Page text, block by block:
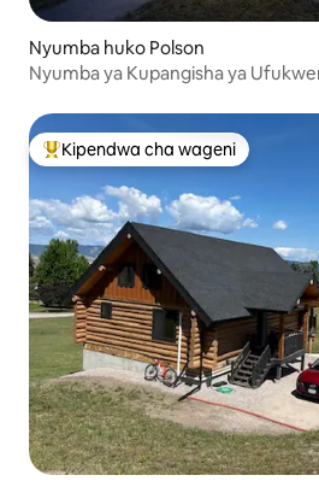
Nyumba huko Polson
Nyumba ya Kupangisha ya
Kipendwa maarufu cha wageni
Kipendwa cha wageni